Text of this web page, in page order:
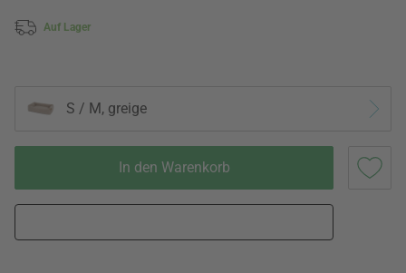
Auf Lager
S / M, greige
In den Warenkorb